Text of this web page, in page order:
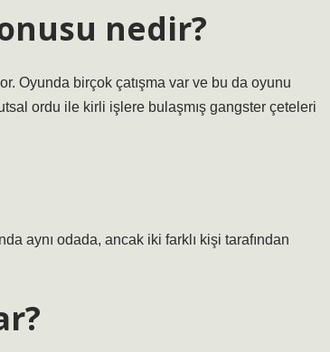
nedir?
Oyunda birçok çatışma var ve bu da oyunu
ordu ile kirli işlere bulaşmış gangster çeteleri
aynı odada, ancak iki farklı kişi tarafından